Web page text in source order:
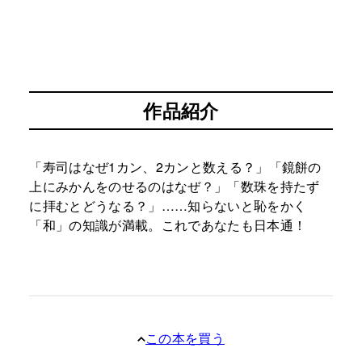
作品紹介
「寿司はなぜ1カン、2カンと数える？」「鏡餅の
上にみかんをのせるのはなぜ？」「数珠を持たず
に拝むとどうなる？」……知らないと恥をかく
「和」の知識が満載。これであなたも日本通！
この本を買う